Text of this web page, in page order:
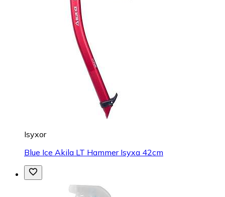
Isyxor
Blue Ice Akila LT Hammer Isyxa 42cm